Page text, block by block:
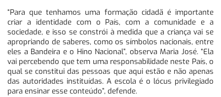
“Para que tenhamos uma formação cidadã é importante
criar a identidade com o País, com a comunidade e a
sociedade, e isso se constrói à medida que a criança vai se
apropriando de saberes, como os símbolos nacionais, entre
eles a Bandeira e o Hino Nacional”, observa Maria José. “Ela
vai percebendo que tem uma responsabilidade neste País, o
qual se constitui das pessoas que aqui estão e não apenas
das autoridades instituídas. A escola é o lócus privilegiado
para ensinar esse conteúdo”, defende.